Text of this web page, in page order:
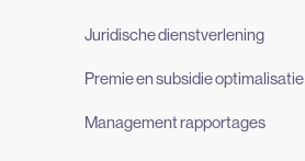
Juridische dienstverlening
Premie en subsidie optimalisatie
Management rapportages